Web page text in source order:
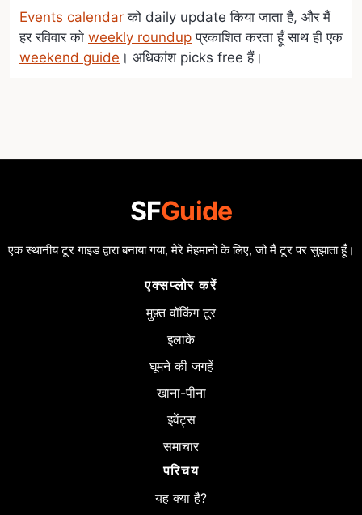
Events calendar को daily update किया जाता है, और मैं
हर रविवार को weekly roundup प्रकाशित करता हूँ साथ ही एक
weekend guide । अधिकांश picks free हैं।
SFGuide
एक स्थानीय टूर गाइड द्वारा बनाया गया, मेरे मेहमानों के लिए, जो मैं टूर पर सुझाता हूँ।
एक्सप्लोर करें
मुफ़्त वॉकिंग टूर
इलाके
घूमने की जगहें
खाना-पीना
इवेंट्स
समाचार
परिचय
यह क्या है?